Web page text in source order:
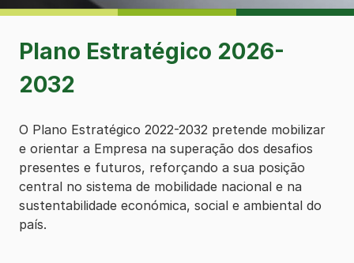
Plano Estratégico 2026-
2032
O Plano Estratégico 2022-2032 pretende mobilizar
e orientar a Empresa na superação dos desafios
presentes e futuros, reforçando a sua posição
central no sistema de mobilidade nacional e na
sustentabilidade económica, social e ambiental do
país.